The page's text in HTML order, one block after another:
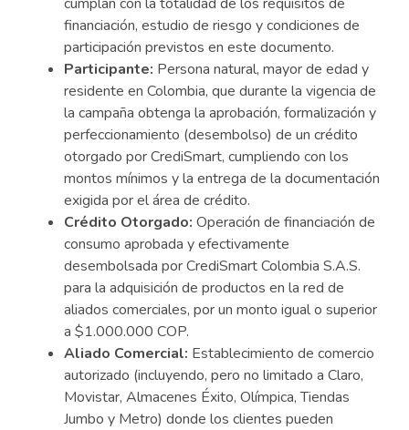
financiación, estudio de riesgo y condiciones de
participación previstos en este documento.
Participante: Persona natural, mayor de edad y
residente en Colombia, que durante la vigencia de
la campaña obtenga la aprobación, formalización y
perfeccionamiento (desembolso) de un crédito
otorgado por CrediSmart, cumpliendo con los
montos mínimos y la entrega de la documentación
exigida por el área de crédito.
Crédito Otorgado: Operación de financiación de
consumo aprobada y efectivamente
desembolsada por CrediSmart Colombia S.A.S.
para la adquisición de productos en la red de
aliados comerciales, por un monto igual o superior
a $1.000.000 COP.
Aliado Comercial: Establecimiento de comercio
autorizado (incluyendo, pero no limitado a Claro,
Movistar, Almacenes Éxito, Olímpica, Tiendas
Jumbo y Metro) donde los clientes pueden